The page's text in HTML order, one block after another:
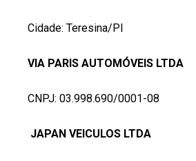
Cidade: Teresina/PI
VIA PARIS AUTOMÓVEIS LTDA
CNPJ: 03.998.690/0001-08
JAPAN VEICULOS LTDA